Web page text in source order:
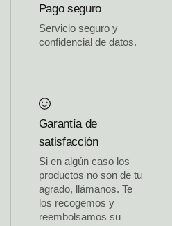
Pago seguro
Servicio seguro y
confidencial de datos.
Garantía de
satisfacción
Si en algún caso los
productos no son de tu
agrado, llámanos. Te
los recogemos y
reembolsamos su